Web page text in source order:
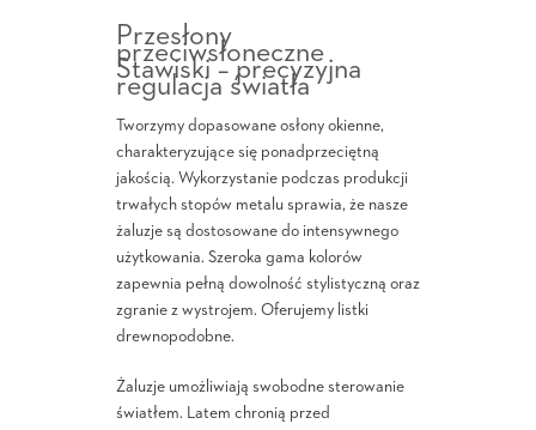
Przesłony
przeciwsłoneczne
Stawiski – precyzyjna
regulacja światła
Tworzymy dopasowane osłony okienne,
charakteryzujące się ponadprzeciętną
jakością. Wykorzystanie podczas produkcji
trwałych stopów metalu sprawia, że nasze
żaluzje są dostosowane do intensywnego
użytkowania. Szeroka gama kolorów
zapewnia pełną dowolność stylistyczną oraz
zgranie z wystrojem. Oferujemy listki
drewnopodobne.
Żaluzje umożliwiają swobodne sterowanie
światłem. Latem chronią przed